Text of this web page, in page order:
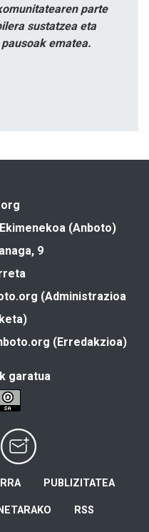
parte
sustatzea eta
ematea.
(Anboto)
9
(Administrazioa
(Erredakzioa)
garatua
PUBLIZITATEA
RSS